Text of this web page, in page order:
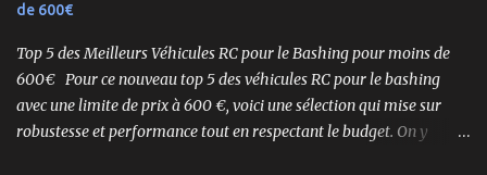
Électronique installée Carrosserie peinte et décorée Radio à volant
de 600€
Top 5 des Meilleurs Véhicules RC pour le Bashing pour moins de
600€ Pour ce nouveau top 5 des véhicules RC pour le bashing
avec une limite de prix à 600 €, voici une sélection qui mise sur
robustesse et performance tout en respectant le budget. On y